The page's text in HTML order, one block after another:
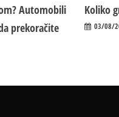
Automobili
prekoračite
Koliko
03/08/